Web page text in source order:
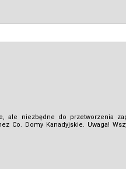
niezbędne do przetworzenia
Co. Domy Kanadyjskie. Uwaga!